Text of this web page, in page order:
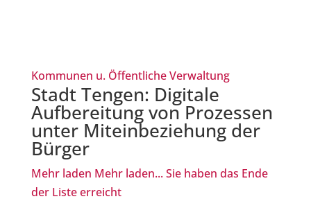
Kommunen u. Öffentliche Verwaltung
Stadt Tengen: Digitale
Aufbereitung von Prozessen
unter Miteinbeziehung der
Bürger
Mehr laden Mehr laden...Sie haben das Ende
der Liste erreicht